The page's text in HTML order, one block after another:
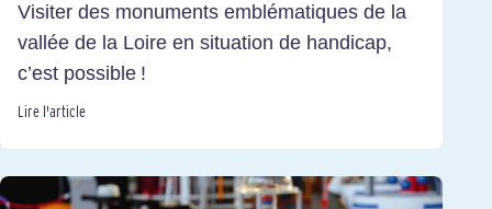
Visiter des monuments emblématiques de la
vallée de la Loire en situation de handicap,
c’est possible !
Lire l'article